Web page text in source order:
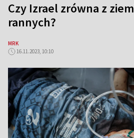
Czy Izrael zrówna z
rannych?
MRK
16.11.2023, 10:10